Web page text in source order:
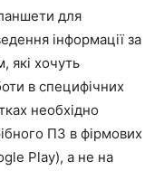
для
інформації за
які хочуть
в специфічних
необхідно
ПЗ в фірмових
Play), а не на